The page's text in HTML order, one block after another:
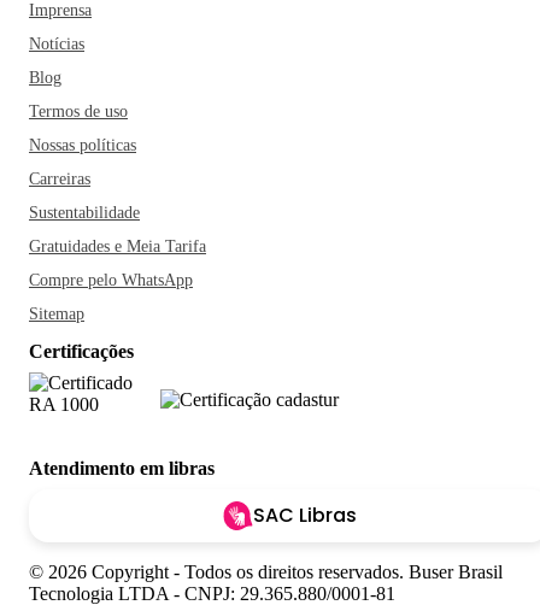
Imprensa
Notícias
Blog
Termos de uso
Nossas políticas
Carreiras
Sustentabilidade
Gratuidades e Meia Tarifa
Compre pelo WhatsApp
Sitemap
Certificações
Atendimento em libras
SAC Libras
© 2026 Copyright - Todos os direitos reservados. Buser Brasil
Tecnologia LTDA - CNPJ: 29.365.880/0001-81